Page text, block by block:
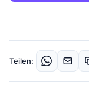
Teilen: